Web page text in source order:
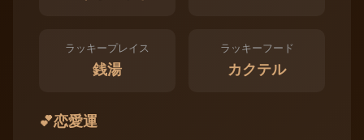
ラッキープレイス
銭湯
ラッキーフード
カクテル
💕恋愛運